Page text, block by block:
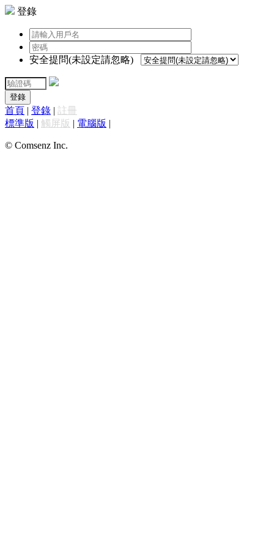
登錄
安全提問(未設定請忽略)
登錄
首頁 | 登錄 | 註冊
標準版 | 觸屏版 | 電腦版 |
© Comsenz Inc.